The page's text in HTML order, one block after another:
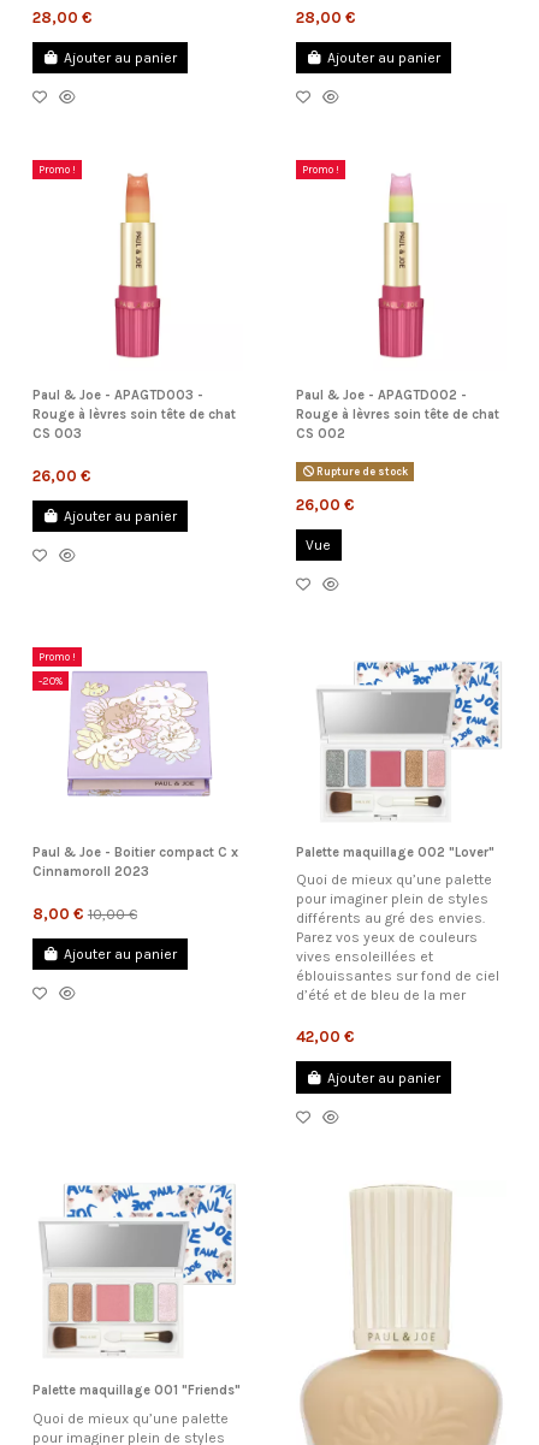
28,00 €
Ajouter au panier
28,00 €
Ajouter au panier
Promo !
Paul & Joe - APAGTD003 -
Rouge à lèvres soin tête de chat
CS 003
26,00 €
Ajouter au panier
Promo !
Paul & Joe - APAGTD002 -
Rouge à lèvres soin tête de chat
CS 002
Rupture de stock
26,00 €
Vue
Promo !
-20%
Paul & Joe - Boitier compact C x
Cinnamoroll 2023
8,00 € 10,00 €
Ajouter au panier
Palette maquillage 002 "Lover"
Quoi de mieux qu’une palette
pour imaginer plein de styles
différents au gré des envies.
Parez vos yeux de couleurs
vives ensoleillées et
éblouissantes sur fond de ciel
d’été et de bleu de la mer
42,00 €
Ajouter au panier
Palette maquillage 001 "Friends"
Quoi de mieux qu’une palette
pour imaginer plein de styles